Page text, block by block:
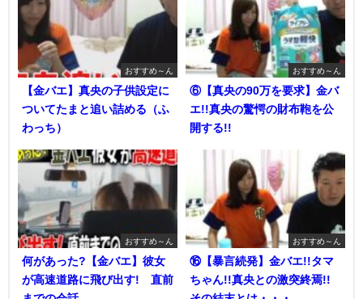
おすすめ～ん
【金バエ】真央の子供設定に
ついてたまと追い詰める（ふ
わっち）
おすすめ～ん
⑥【真央の90万を要求】金バ
エ!!真央の驚愕の財布鞄を公
開する!!
おすすめ～ん
何があった?【金バエ】彼女
が高速道路に飛び出す! 直前
おすすめ～ん
⑯【暴言続発】金バエ!!タマ
ちゃん!!真央との激突終焉!!